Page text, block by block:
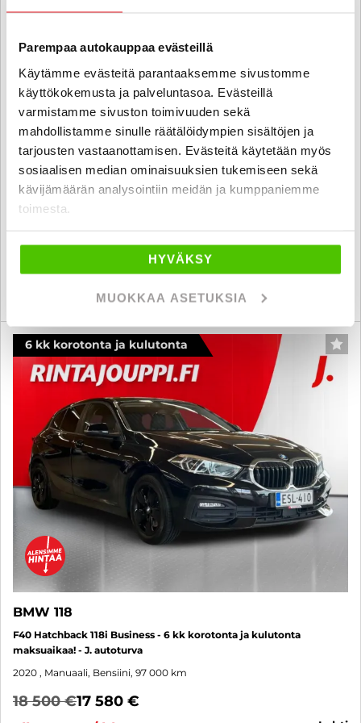
Parempaa autokauppaa evästeillä
Käytämme evästeitä parantaaksemme sivustomme
käyttökokemusta ja palveluntasoa. Evästeillä
varmistamme sivuston toimivuuden sekä
mahdollistamme sinulle räätälöidympien sisältöjen ja
tarjousten vastaanottamisen. Evästeitä käytetään myös
sosiaalisen median ominaisuuksien tukemiseen sekä
kävijämäärän analysointiin meidän ja kumppaniemme
toimesta.
HYVÄKSY
MUOKKAA ASETUKSIA
BMW 118
F40 Hatchback 118i A Business Sport - 6 kk korotonta ja kulutonta
maksuaikaa! - METALLIVÄRI, SHADOW LINE, SPORT-PENKIT, LED,
2X RENKAAT, MALTILLISESTI AJETTU & SÄNTILLISESTI HUOLLETTU
YKSILÖ!! - J. autoturva
2020 , Automaatti, Bensiini, 45 000 km
25 800 €
alk. 253 € / kk
KATSO TIEDOT WHATSAPP
6 kk korotonta ja kulutonta
BMW 118
F40 Hatchback 118i Business - 6 kk korotonta ja kulutonta
maksuaikaa! - J. autoturva
2020 , Manuaali, Bensiini, 97 000 km
18 500 €17 580 €